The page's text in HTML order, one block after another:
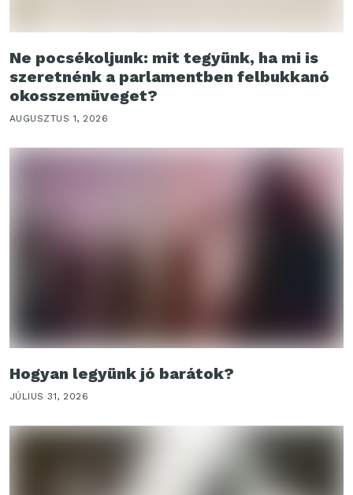
Ne pocsékoljunk: mit tegyünk, ha mi is
szeretnénk a parlamentben felbukkanó
okosszemüveget?
AUGUSZTUS 1, 2026
Hogyan legyünk jó barátok?
JÚLIUS 31, 2026